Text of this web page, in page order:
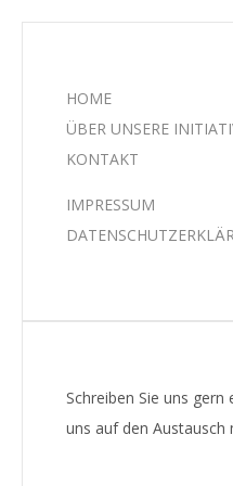
HOME
ÜBER UNSERE
KONTAKT
IMPRESSUM
Schreiben Sie uns
uns auf den Austausch